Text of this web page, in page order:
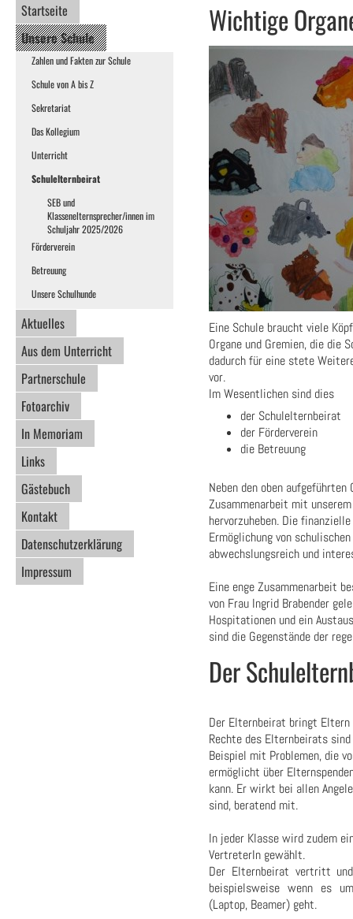
Startseite
Unsere Schule
Zahlen und Fakten zur Schule
Schule von A bis Z
Sekretariat
Das Kollegium
Unterricht
Schulelternbeirat
SEB und
Klassenelternsprecher/innen im
Schuljahr 2025/2026
Förderverein
Betreuung
Unsere Schulhunde
Aktuelles
Aus dem Unterricht
Partnerschule
Fotoarchiv
In Memoriam
Links
Gästebuch
Kontakt
Datenschutzerklärung
Impressum
Wichtige
Eine Schule braucht viele
Organe und Gremien, die die
dadurch für eine stete
vor.
Im Wesentlichen sind dies
der Schulelternbeirat
der Förderverein
die Betreuung
Neben den oben
Zusammenarbeit mit
hervorzuheben. Die
Ermöglichung von
abwechslungsreich und
Eine enge Zusammenarbeit
von Frau Ingrid Brabender
Hospitationen und ein
sind die Gegenstände der
Der
Der Elternbeirat bringt Eltern
Rechte des Elternbeirats
Beispiel mit Problemen, die
ermöglicht über
kann. Er wirkt bei allen
sind, beratend mit.
In jeder Klasse wird zudem
VertreterIn gewählt.
Der Elternbeirat vertritt
beispielsweise wenn es
(Laptop, Beamer) geht.